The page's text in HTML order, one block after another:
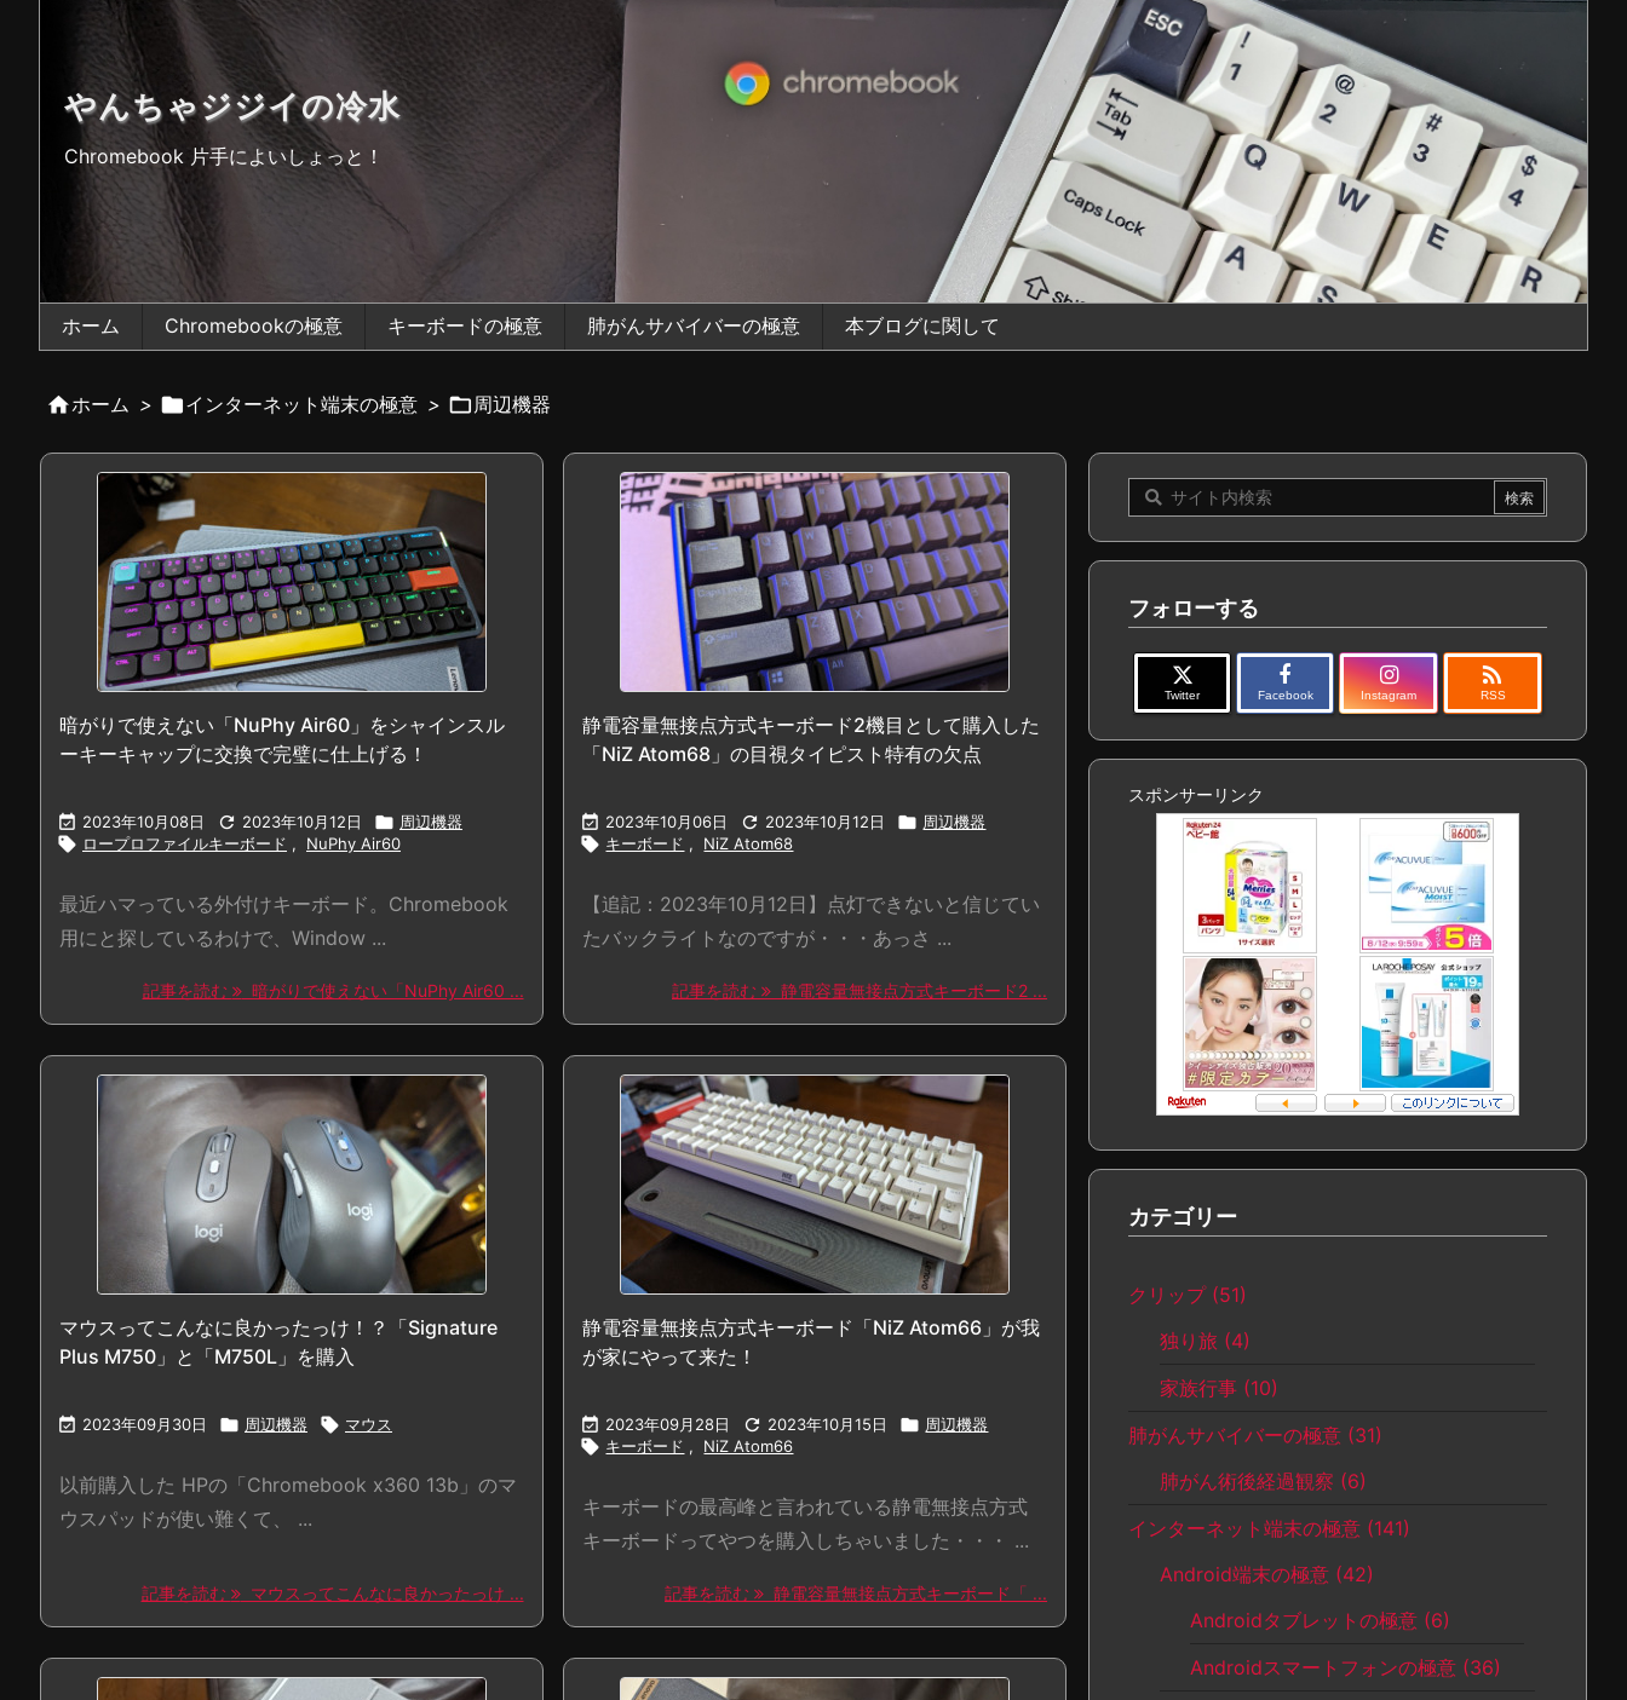
やんちゃジジイの冷水
Chromebook 片手によいしょっと！
ホーム Chromebookの極意 キーボードの極意 肺がんサバイバーの極意 本ブログに関して
ホーム > インターネット端末の極意 > 周辺機器
暗がりで使えない「NuPhy Air60」をシャインスル
ーキーキャップに交換で完璧に仕上げる！
 2023年10月08日  2023年10月12日  周辺機器
 ロープロファイルキーボード , NuPhy Air60
最近ハマっている外付けキーボード。Chromebook
用にと探しているわけで、Window ...
記事を読む 暗がりで使えない「NuPhy Air60 ...
静電容量無接点方式キーボード2機目として購入した
「NiZ Atom68」の目視タイピスト特有の欠点
 2023年10月06日  2023年10月12日  周辺機器
 キーボード , NiZ Atom68
【追記：2023年10月12日】点灯できないと信じてい
たバックライトなのですが・・・あっさ ...
記事を読む 静電容量無接点方式キーボード2 ...
マウスってこんなに良かったっけ！？「Signature
Plus M750」と「M750L」を購入
 2023年09月30日  周辺機器  マウス
以前購入した HPの「Chromebook x360 13b」のマ
ウスパッドが使い難くて、 ...
記事を読む マウスってこんなに良かったっけ ...
静電容量無接点方式キーボード「NiZ Atom66」が我
が家にやって来た！
 2023年09月28日  2023年10月15日  周辺機器
 キーボード , NiZ Atom66
キーボードの最高峰と言われている静電無接点方式
キーボードってやつを購入しちゃいました・・・ ...
記事を読む 静電容量無接点方式キーボード「 ...
フォローする
Twitter Facebook Instagram

RSS
スポンサーリンク
カテゴリー
クリップ (51)
独り旅 (4)
家族行事 (10)
肺がんサバイバーの極意 (31)
肺がん術後経過観察 (6)
インターネット端末の極意 (141)
Android端末の極意 (42)
Androidタブレットの極意 (6)
Androidスマートフォンの極意 (36)